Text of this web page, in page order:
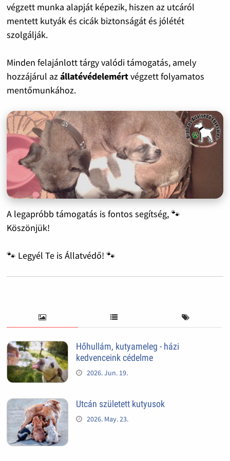
végzett munka alapját képezik, hiszen az utcáról
mentett kutyák és cicák biztonságát és jólétét
szolgálják.
Minden felajánlott tárgy valódi támogatás, amely
hozzájárul azállatévédelemértvégzett folyamatos
mentőmunkához.
A legapróbb támogatás is fontos segítség, 🐾
Köszönjük!
🐾 Legyél Te is Állatvédő! 🐾
Hőhullám, kutyameleg - házi
kedvenceink cédelme
2026. Jun. 19.
Utcán született kutyusok
2026. May. 23.